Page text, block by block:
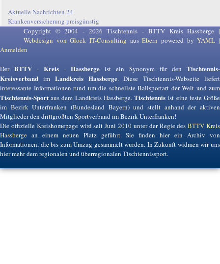
Aktuelle Nachrichten 24
Krankenversicherung preisgünstig
Copyright © 2004 - 2026 Tischtennis - BTTV Kreis Hassberge |
Webdesign von Glock IT-Consulting ausEbern powered byYAML |
Anmelden
Der BTTV - Kreis - Hassberge ist ein Synonym für den Tischtennis-
Kreisverband im Landkreis Hassberge. Diese Tischtennis-Webseite liefert
interessante Informationen rund um die schnellste Ballsportart der Welt und zum
Tischtennis-Sport aus dem Landkreis Hassberge.Tischtennis ist eine feste Größe
im Bezirk Unterfranken (Bundesland Bayern) und stellt anhand der aktiven
Mitglieder den drittgrößten Sportverband im Bezirk Unterfranken!
Die offizielle Kreishomepage wird seit Juni 2010 unter der Regie desBTTV Kreis
Hassberge an einem neuen Platz geführt. Sie finden hier ein Archiv von
Informationen, die bis zum Umzug gesammelt wurden. In Zukunft widmen wir uns
hier mehr dem regionalen und überregionalen Tischtennissport.